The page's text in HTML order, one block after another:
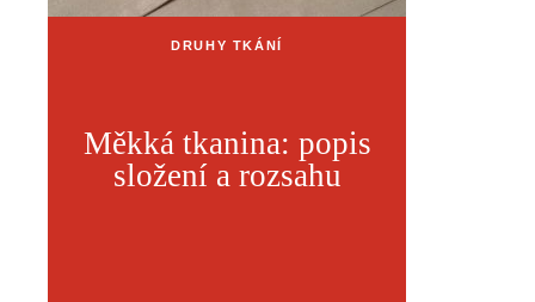
DRUHY TKÁNÍ
Měkká tkanina: popis
složení a rozsahu